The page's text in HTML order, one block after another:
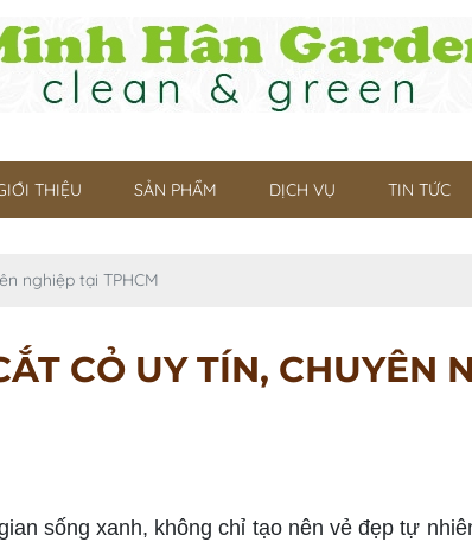
THIỆU SẢN PHẨM DỊCH VỤ TIN TỨC
nghiệp tại TPHCM
CỎ UY TÍN, CHUYÊN
sống xanh, không chỉ tạo nên vẻ đẹp tự